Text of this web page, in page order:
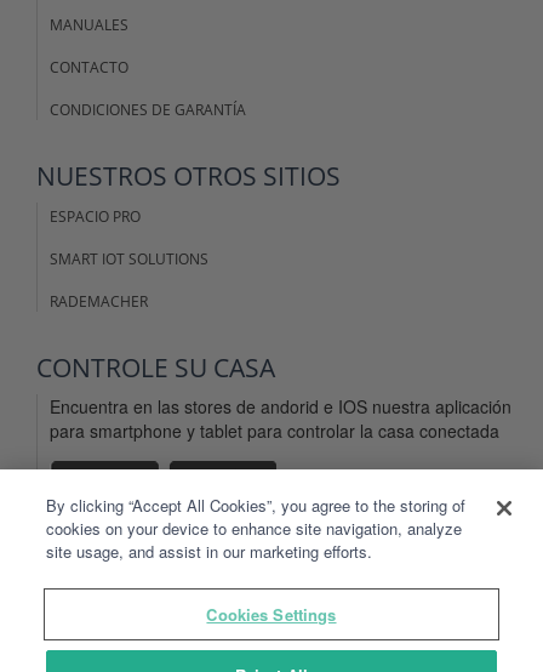
MANUALES
CONTACTO
CONDICIONES DE GARANTÍA
NUESTROS OTROS SITIOS
ESPACIO PRO
SMART IOT SOLUTIONS
RADEMACHER
CONTROLE SU CASA
Encuentra en las stores de andorid e IOS nuestra aplicación
para smartphone y tablet para controlar la casa conectada
AVISOS LEGALES
CONDICIONES DE USO DEL SITIO Y LAS APLICACIONES
By clicking “Accept All Cookies”, you agree to the storing of
cookies on your device to enhance site navigation, analyze
site usage, and assist in our marketing efforts.
Cookies Settings